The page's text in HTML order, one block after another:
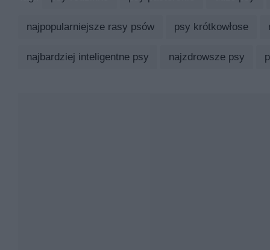
najpopularniejsze rasy psów psy krótkowłose
najbardziej inteligentne psy najzdrowsze psy